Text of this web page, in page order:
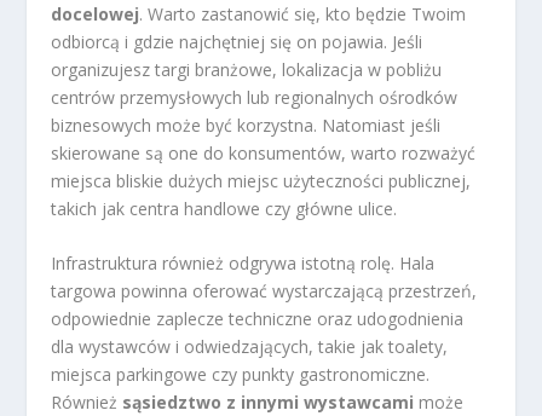
docelowej. Warto zastanowić się, kto będzie Twoim
odbiorcą i gdzie najchętniej się on pojawia. Jeśli
organizujesz targi branżowe, lokalizacja w pobliżu
centrów przemysłowych lub regionalnych ośrodków
biznesowych może być korzystna. Natomiast jeśli
skierowane są one do konsumentów, warto rozważyć
miejsca bliskie dużych miejsc użyteczności publicznej,
takich jak centra handlowe czy główne ulice.
Infrastruktura również odgrywa istotną rolę. Hala
targowa powinna oferować wystarczającą przestrzeń,
odpowiednie zaplecze techniczne oraz udogodnienia
dla wystawców i odwiedzających, takie jak toalety,
miejsca parkingowe czy punkty gastronomiczne.
Również sąsiedztwo z innymi wystawcami może